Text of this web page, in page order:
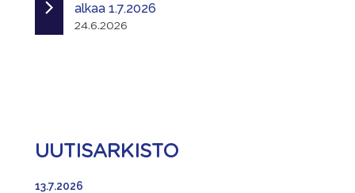
alkaa 1.7.2026
24.6.2026
UUTISARKISTO
13.7.2026